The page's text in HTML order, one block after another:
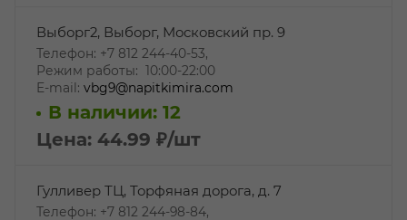
Выборг2, Выборг, Московский пр. 9
Телефон: +7 812 244-40-53,
Режим работы: 10:00-22:00
E-mail: vbg9@napitkimira.com
В наличии: 12
Цена: 44.99 ₽/шт
Гулливер ТЦ, Торфяная дорога, д. 7
Телефон: +7 812 244-98-84,